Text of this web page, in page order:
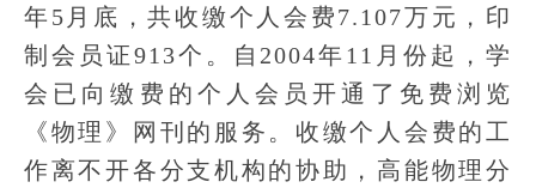
年5月底，共收缴个人会费7.107万元，印
制会员证913个。自2004年11月份起，学
会已向缴费的个人会员开通了免费浏览
《物理》网刊的服务。收缴个人会费的工
作离不开各分支机构的协助，高能物理分